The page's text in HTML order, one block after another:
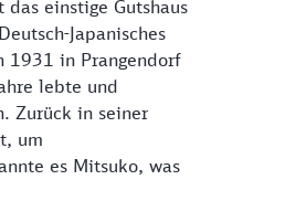
einstige Gutshaus
Japanisches
1931 in Prangendorf
lebte und
Zurück in seiner
um
es Mitsuko, was